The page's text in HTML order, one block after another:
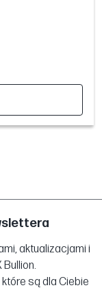
aktualizacjami i
są dla Ciebie